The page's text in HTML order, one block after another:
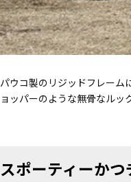
パウコ製のリジッドフレーム
ョッパーのような無骨なルッ
スポーティーか